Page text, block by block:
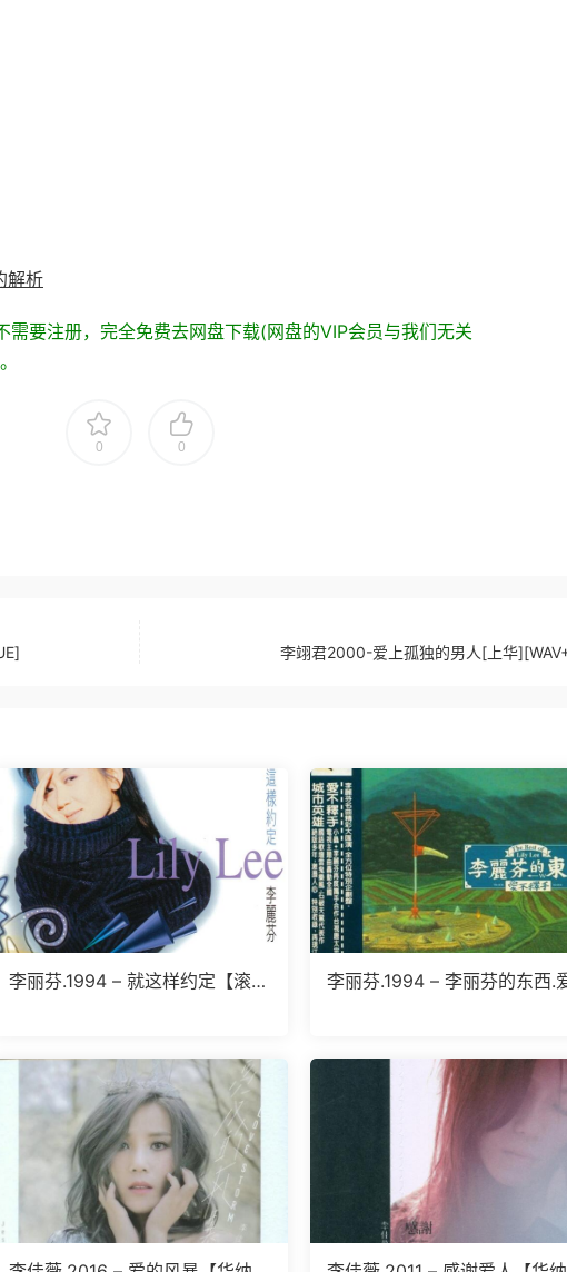
解析
要注册，完全免费去网盘下载(网盘的VIP会员与我们无关
0 0
李翊君2000-爱上孤独的男人[上华
李丽芬.1994 – 就这样约定【滚
李丽芬.1994 – 李丽芬的东西.